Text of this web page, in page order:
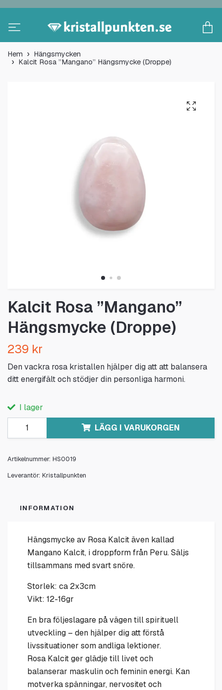
Hem
Hängsmycken
Kalcit Rosa ”Mangano” Hängsmycke (Droppe)
Kalcit Rosa ”Mangano”
Hängsmycke (Droppe)
239 kr
Den vackra rosa kristallen hjälper dig att att balansera
ditt energifält och stödjer din personliga harmoni.
I lager
LÄGG I VARUKORGEN
Artikelnummer: HS0019
Leverantör: Kristallpunkten
INFORMATION
Hängsmycke av Rosa Kalcit även kallad
Mangano Kalcit, i droppform från Peru. Säljs
tillsammans med svart snöre.
Storlek: ca 2x3cm
Vikt: 12-16gr
En bra följeslagare på vägen till spirituell
utveckling – den hjälper dig att förstå
livssituationer som andliga lektioner.
Rosa Kalcit ger glädje till livet och
balanserar maskulin och feminin energi. Kan
motverka spänningar, nervositet och